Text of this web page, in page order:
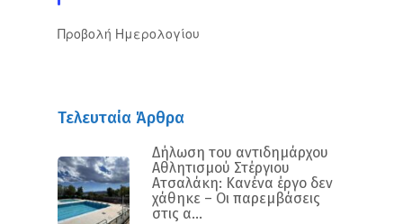
Προβολή Ημερολογίου
Τελευταία Άρθρα
Δήλωση του αντιδημάρχου
Αθλητισμού Στέργιου
Ατσαλάκη: Κανένα έργο δεν
χάθηκε – Οι παρεμβάσεις
στις α...